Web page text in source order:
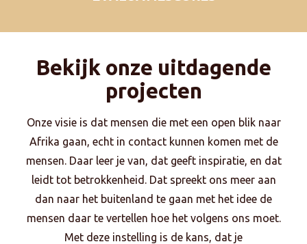
Bekijk onze uitdagende
projecten
Onze visie is dat mensen die met een open blik naar
Afrika gaan, echt in contact kunnen komen met de
mensen. Daar leer je van, dat geeft inspiratie, en dat
leidt tot betrokkenheid. Dat spreekt ons meer aan
dan naar het buitenland te gaan met het idee de
mensen daar te vertellen hoe het volgens ons moet.
Met deze instelling is de kans, dat je